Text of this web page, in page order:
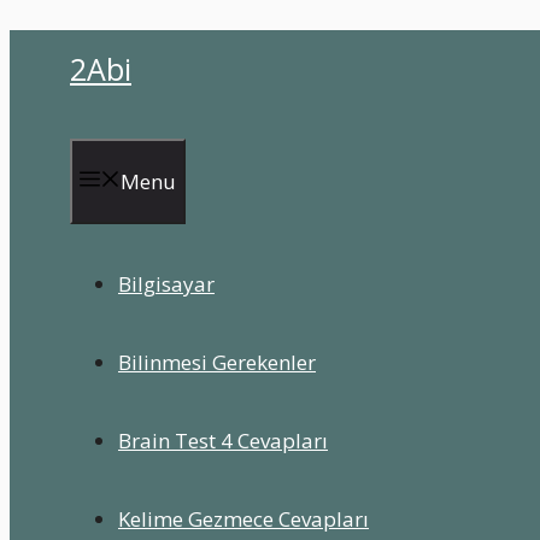
2Abi
Menu
Bilgisayar
Bilinmesi Gerekenler
Brain Test 4 Cevapları
Kelime Gezmece Cevapları